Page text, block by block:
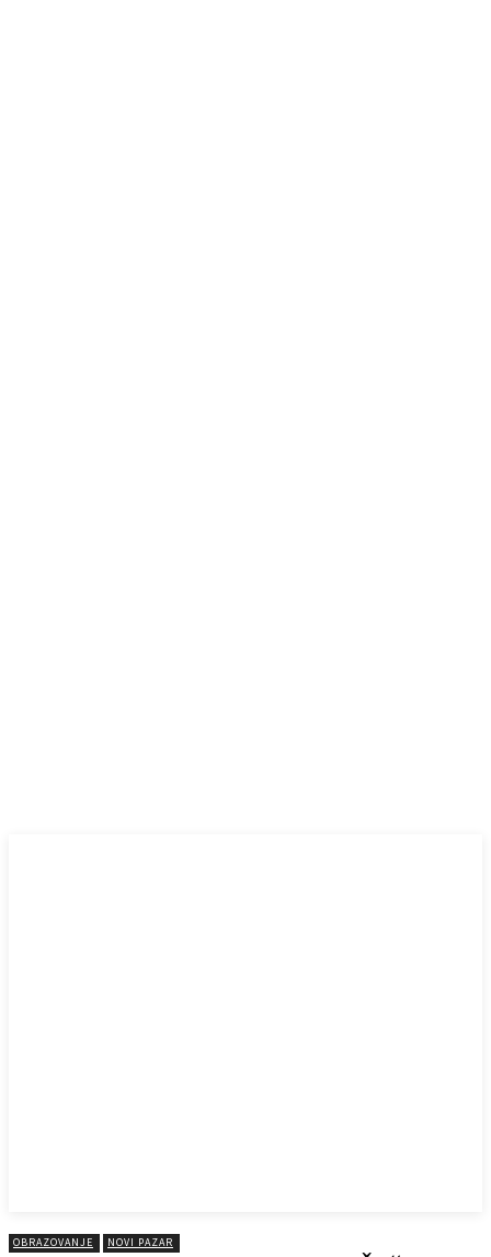
OBRAZOVANJE NOVI PAZAR